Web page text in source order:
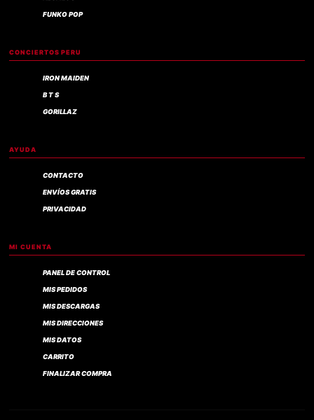
FUNKO POP
CONCIERTOS PERU
IRON MAIDEN
B T S
GORILLAZ
AYUDA
CONTACTO
ENVÍOS GRATIS
PRIVACIDAD
MI CUENTA
PANEL DE CONTROL
MIS PEDIDOS
MIS DESCARGAS
MIS DIRECCIONES
MIS DATOS
CARRITO
FINALIZAR COMPRA